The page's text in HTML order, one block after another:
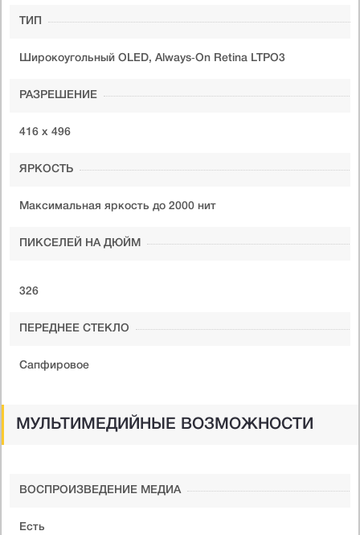
ТИП
Широкоугольный OLED, Always‑On Retina LTPO3
РАЗРЕШЕНИЕ
416 х 496
ЯРКОСТЬ
Максимальная яркость до 2000 нит
ПИКСЕЛЕЙ НА ДЮЙМ
326
ПЕРЕДНЕЕ СТЕКЛО
Сапфировое
МУЛЬТИМЕДИЙНЫЕ ВОЗМОЖНОСТИ
ВОСПРОИЗВЕДЕНИЕ МЕДИА
Есть